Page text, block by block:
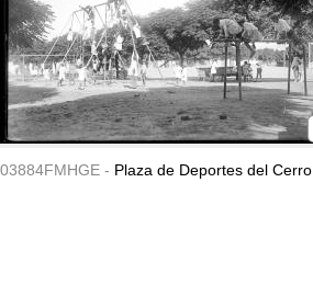
03884FMHGE - Plaza de Deportes del Cerro.